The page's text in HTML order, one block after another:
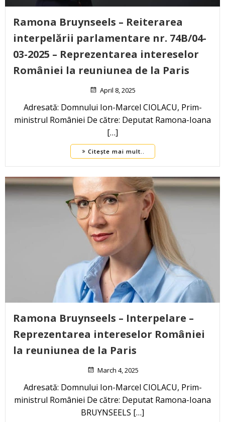
Ramona Bruynseels – Reiterarea
interpelării parlamentare nr. 74B/04-
03-2025 – Reprezentarea intereselor
României la reuniunea de la Paris
April 8, 2025
Adresată: Domnului Ion-Marcel CIOLACU, Prim-
ministrul României De către: Deputat Ramona-Ioana
[…]
Citește mai mult..
Ramona Bruynseels – Interpelare –
Reprezentarea intereselor României
la reuniunea de la Paris
March 4, 2025
Adresată: Domnului Ion-Marcel CIOLACU, Prim-
ministrul României De către: Deputat Ramona-Ioana
BRUYNSEELS […]